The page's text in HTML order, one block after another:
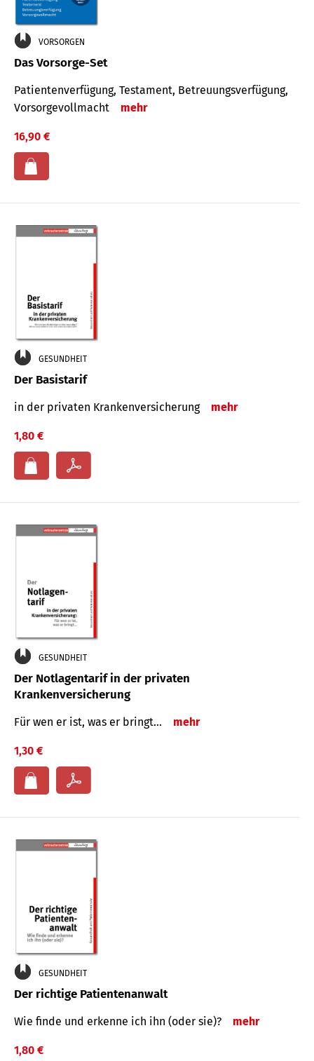
VORSORGEN
Das Vorsorge-Set
Patienten­ver­fügung, Testa­ment, Be­treuungs­verfü­gung,
Vor­sorge­voll­macht
mehr
16,90 €
GESUNDHEIT
Der Basistarif
in der privaten Kran­ken­ver­siche­rung mehr
1,80 €
GESUNDHEIT
Der Notlagentarif in der privaten
Krankenversicherung
Für wen er ist, was er bringt… mehr
1,30 €
GESUNDHEIT
Der richtige Patientenanwalt
Wie finde und erkenne ich ihn (oder sie)? mehr
1,80 €